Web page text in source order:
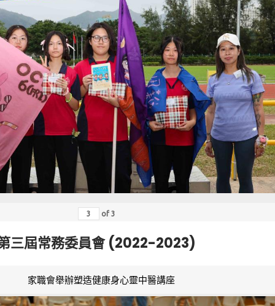
of 3
三屆常務委員會 (2022-2023)
家職會舉辦塑造健康身心靈中醫講座